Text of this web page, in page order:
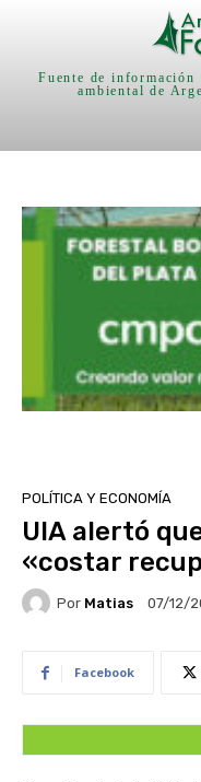
Fuente de
ambiental de
POLÍTICA Y ECONOMÍA
UIA alertó
«costar
Por Matias 07/12/
Facebook